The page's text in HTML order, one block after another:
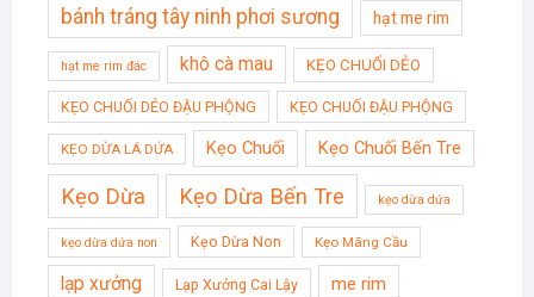
bánh tráng tây ninh phơi sương hạt me rim
hạt me rim đác khô cà mau KẸO CHUỐI DẺO
KẸO CHUỐI DẺO ĐẬU PHỘNG KẸO CHUỐI ĐẬU PHỘNG
KẸO DỪA LÁ DỨA Kẹo Chuối Kẹo Chuối Bến Tre
Kẹo Dừa Kẹo Dừa Bến Tre kẹo dừa dứa
kẹo dừa dứa non Kẹo Dừa Non Kẹo Mãng Cầu
lạp xưởng Lạp Xưởng Cai Lậy me rim